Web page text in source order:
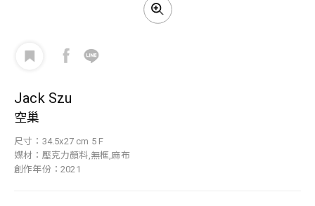
Jack Szu
空巢
尺寸：34.5x27 cm 5 F
媒材：壓克力顏料,無框,麻布
創作年份：2021